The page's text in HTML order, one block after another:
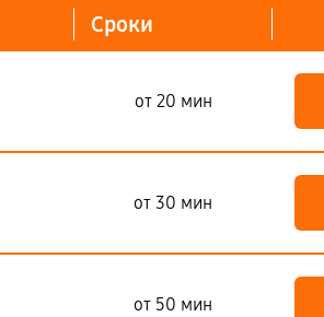
Сроки
от 20 мин
от 30 мин
от 50 мин